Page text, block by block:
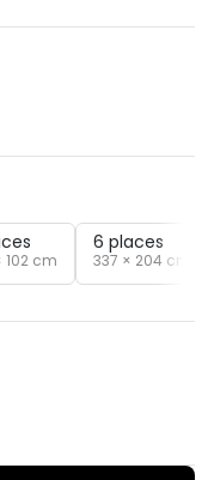
102 cm
6 places
337 × 204 cm